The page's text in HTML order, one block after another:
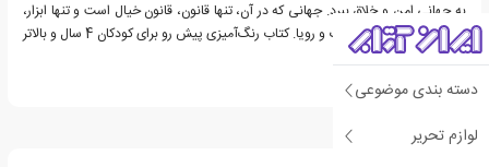
دسته بندی موضوعی
لوازم تحریر
به جهانی امن و خلاق ببرد. جهانی که در آن، تنها قانون، قانون خیال است و تنها ابزار،
دستی‌ست آمیخته به رنگ و رویا. کتاب رنگ‌آمیزی پیش رو برای کودکان 4 سال و بالاتر
طراحی شده است.
درباره راضیه امیری